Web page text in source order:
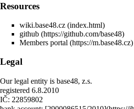
Resources
wiki.base48.cz
github
Members portal
Legal
Our legal entity is base48, z.s.
registered 6.8.2010
IČ: 22859802